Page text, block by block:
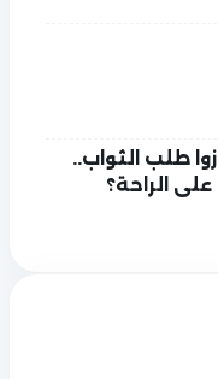
طلب الثواب..
على الراحة؟